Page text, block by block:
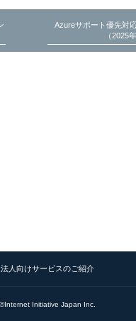
Azureサポート優先対
（2025
法人向けサービスのご紹介
©Internet Initiative Japan Inc.